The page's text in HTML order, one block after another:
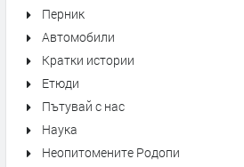
Перник
Автомобили
Кратки истории
Етюди
Пътувай с нас
Наука
Неопитомените Родопи